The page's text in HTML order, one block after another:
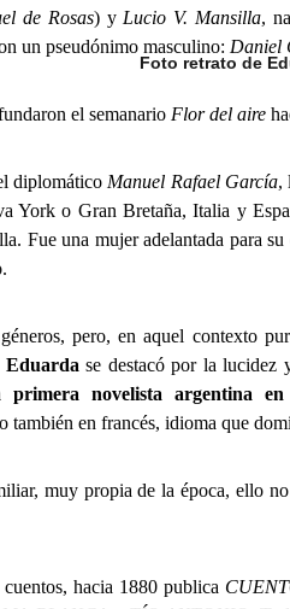
de Rosas) y Lucio V. Mansilla,
un pseudónimo masculino: Daniel
el semanario Flor del aire
diplomático Manuel Rafael García,
York o Gran Bretaña, Italia y
Fue una mujer adelantada para
pero, en aquel contexto
Eduardase destacó por la lucidez
primera novelista argentina
también en francés, idioma que
muy propia de la época, ello
hacia 1880 publica
Foto retrato de